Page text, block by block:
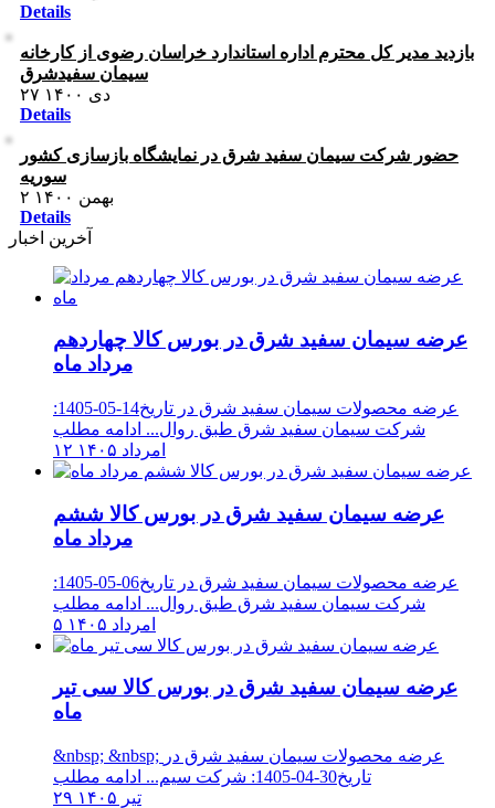
Details
بازدید مدیر کل محترم اداره استاندارد خراسان رضوی از کارخانه
سیمان سفیدشرق
۲۷ دی ۱۴۰۰
Details
حضور شرکت سیمان سفید شرق در نمایشگاه بازسازی کشور
سوریه
۲ بهمن ۱۴۰۰
Details
آخرین اخبار
عرضه سیمان سفید شرق در بورس کالا چهاردهم
مرداد ماه
عرضه محصولات سیمان سفید شرق در تاریخ14-05-1405:
شرکت سیمان سفید شرق طبق روال... ادامه مطلب
۱۲ امرداد ۱۴۰۵
عرضه سیمان سفید شرق در بورس کالا ششم
مرداد ماه
عرضه محصولات سیمان سفید شرق در تاریخ06-05-1405:
شرکت سیمان سفید شرق طبق روال... ادامه مطلب
۵ امرداد ۱۴۰۵
عرضه سیمان سفید شرق در بورس کالا سی تیر
ماه
&nbsp; &nbsp; عرضه محصولات سیمان سفید شرق در
تاریخ30-04-1405: شرکت سیم...
ادامه مطلب
۲۹ تیر ۱۴۰۵